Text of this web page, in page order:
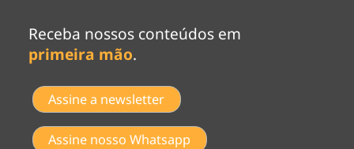
Receba nossos conteúdos em
primeira mão.
Assine a newsletter
Assine nosso Whatsapp